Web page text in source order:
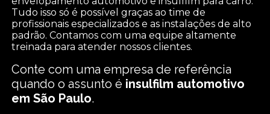
Tudo isso só é possível graças ao time de
profissionais especializados e as instalações de alto
padrão. Contamos com uma equipe altamente
treinada para atender nossos clientes.
Conte com uma empresa de referência
quando o assunto é insulfilm automotivo
em São Paulo.